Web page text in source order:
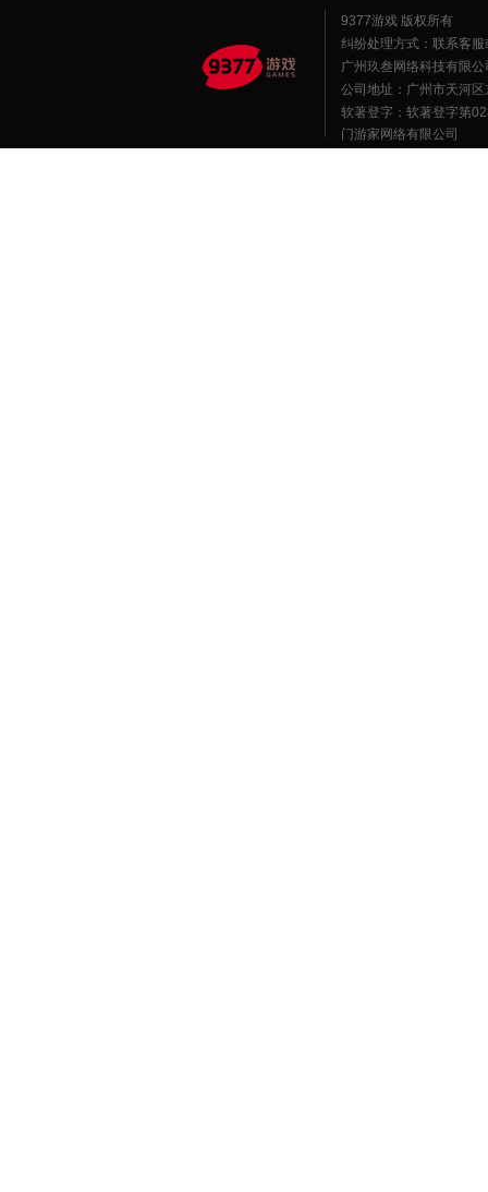
9377游戏 版权所有
纠纷处理方式：联系客服
广州玖叁网络科技有限
公司地址：广州市天河
软著登字：软著登字第
门游家网络有限公司